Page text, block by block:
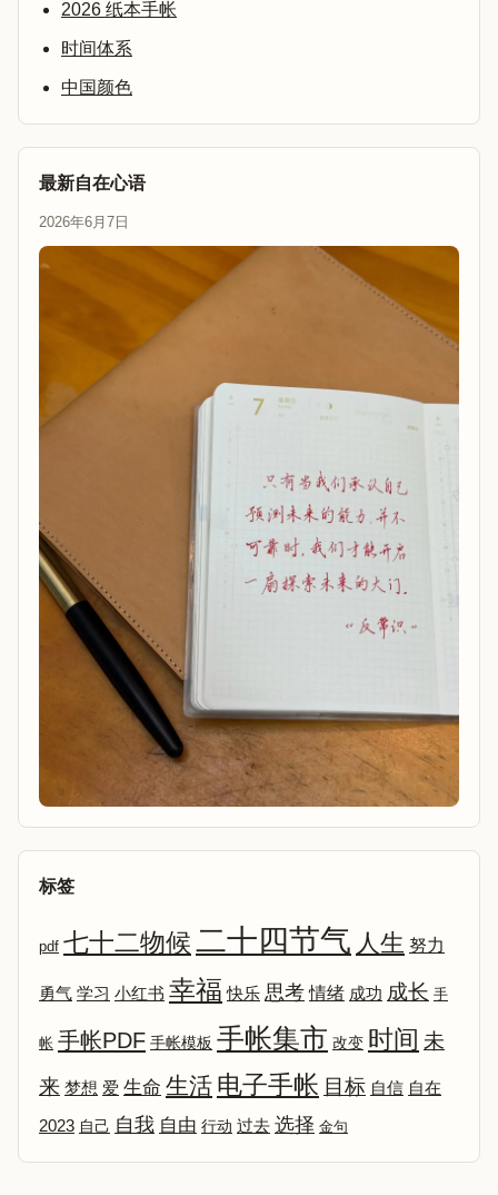
2026 纸本手帐
时间体系
中国颜色
最新自在心语
2026年6月7日
标签
pdf 七十二物候二十四节气 人生 努力
勇气 学习 小红书 幸福 快乐 思考 情绪 成功 成长 手
帐 手帐PDF 手帐模板 手帐集市 改变 时间 未
来 梦想 爱 生命 生活 电子手帐 目标 自信 自在
2023 自己 自我 自由 行动 过去 选择 金句